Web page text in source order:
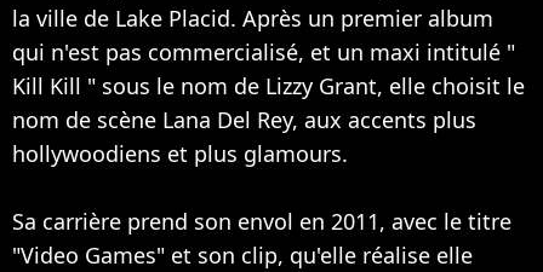
la ville de Lake Placid. Après un premier album
qui n'est pas commercialisé, et un maxi intitulé "
Kill Kill " sous le nom de Lizzy Grant, elle choisit le
nom de scène Lana Del Rey, aux accents plus
hollywoodiens et plus glamours.
Sa carrière prend son envol en 2011, avec le titre
"Video Games" et son clip, qu'elle réalise elle